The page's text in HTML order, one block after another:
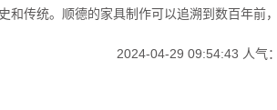
和传统。顺德的家具制作可以追溯到数百年前
2024-04-29 09:54:43 人气